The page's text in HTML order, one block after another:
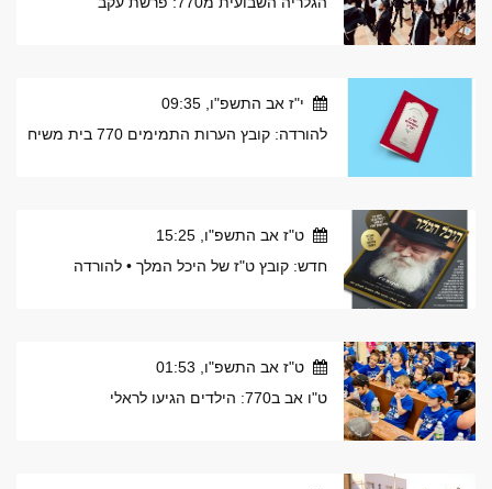
י"ז אב התשפ"ו, 09:35
להורדה: קובץ הערות התמימים 770 בית משיח
ט"ז אב התשפ"ו, 15:25
חדש: קובץ ט"ז של היכל המלך • להורדה
ט"ז אב התשפ"ו, 01:53
ט"ו אב ב770: הילדים הגיעו לראלי